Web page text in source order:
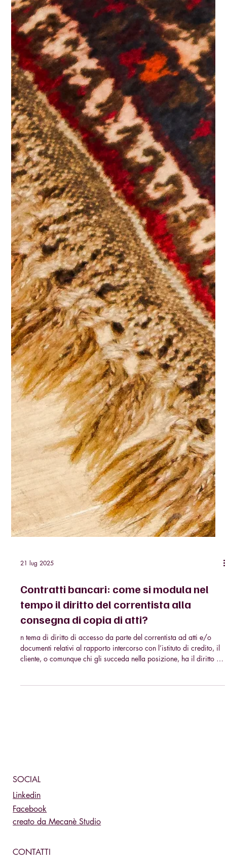
Contratti bancari: come si modula nel
tempo il diritto del correntista alla
consegna di copia di atti?
n tema di diritto di accesso da parte del correntista ad atti e/o
SOCIAL
Linkedin